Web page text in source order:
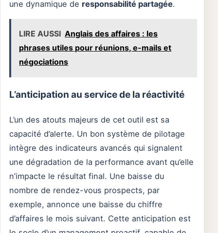
une dynamique de responsabilité partagée.
LIRE AUSSI Anglais des affaires : les
phrases utiles pour réunions, e-mails et
négociations
L’anticipation au service de la réactivité
L’un des atouts majeurs de cet outil est sa
capacité d’alerte. Un bon système de pilotage
intègre des indicateurs avancés qui signalent
une dégradation de la performance avant qu’elle
n’impacte le résultat final. Une baisse du
nombre de rendez-vous prospects, par
exemple, annonce une baisse du chiffre
d’affaires le mois suivant. Cette anticipation est